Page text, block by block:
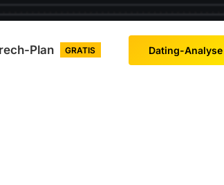
Plan GRATIS Dating-Analyse